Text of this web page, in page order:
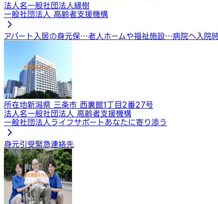
法人名一般社団法人縁樹
一般社団法人 高齢者支援機構
アパート入居の身元保…老人ホームや福祉施設…病院へ入院
所在地新潟県 三条市 西裏館1丁目2番27号
法人名一般社団法人 高齢者支援機構
一般社団法人ライフサポートあなたに寄り添う
身元引受緊急連絡先